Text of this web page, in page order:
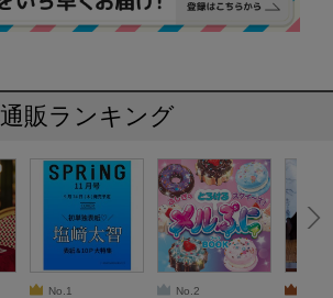
通販ランキング
No.1
No.2